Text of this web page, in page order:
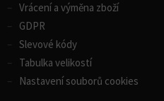
Vrácení a výměna zboží
GDPR
Slevové kódy
Tabulka velikostí
Nastavení souborů cookies